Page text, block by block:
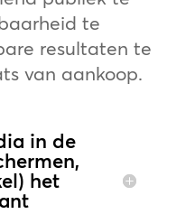
te
resultaten te
van aankoop.
in de
het